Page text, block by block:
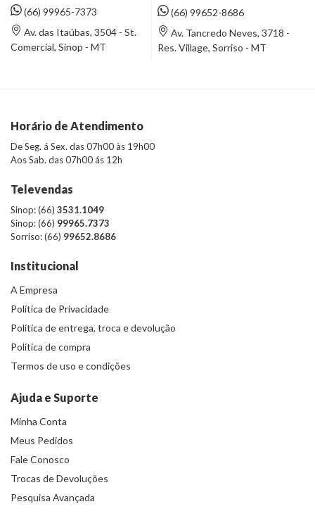
(66) 99965-7373
Av. das Itaúbas, 3504 - St.
Comercial, Sinop - MT
(66) 99652-8686
Av. Tancredo Neves, 3718 -
Res. Village, Sorriso - MT
Horário de Atendimento
De Seg. á Sex. das 07h00 às 19h00
Aos Sab. das 07h00 ás 12h
Televendas
Sinop: (66) 3531.1049
Sinop: (66) 99965.7373
Sorriso: (66) 99652.8686
Institucional
A Empresa
Política de Privacidade
Política de entrega, troca e devolução
Política de compra
Termos de uso e condições
Ajuda e Suporte
Minha Conta
Meus Pedidos
Fale Conosco
Trocas de Devoluções
Pesquisa Avançada